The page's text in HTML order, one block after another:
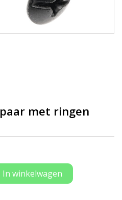
met ringen
In winkelwagen